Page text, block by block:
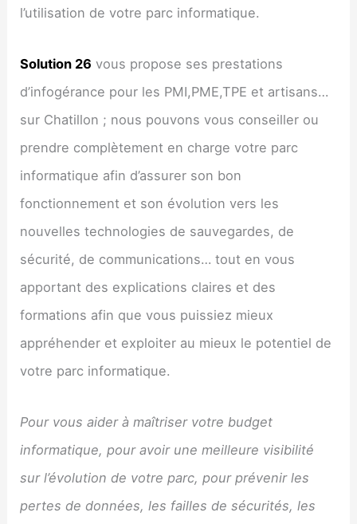
l’utilisation de votre parc informatique.
Solution 26 vous propose ses prestations
d’infogérance pour les PMI,PME,TPE et artisans…
sur Chatillon ; nous pouvons vous conseiller ou
prendre complètement en charge votre parc
informatique afin d’assurer son bon
fonctionnement et son évolution vers les
nouvelles technologies de sauvegardes, de
sécurité, de communications… tout en vous
apportant des explications claires et des
formations afin que vous puissiez mieux
appréhender et exploiter au mieux le potentiel de
votre parc informatique.
Pour vous aider à maîtriser votre budget
informatique, pour avoir une meilleure visibilité
sur l’évolution de votre parc, pour prévenir les
pertes de données, les failles de sécurités, les